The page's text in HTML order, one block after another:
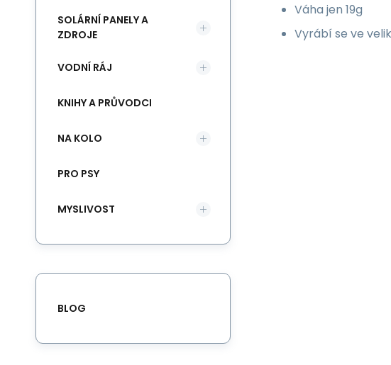
Váha jen 19g
Vyrábí se ve
SOLÁRNÍ PANELY A
ZDROJE
VODNÍ RÁJ
KNIHY A PRŮVODCI
NA KOLO
PRO PSY
MYSLIVOST
BLOG